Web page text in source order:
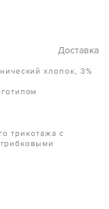
Доставка
хлопок, 3%
трикотажа с